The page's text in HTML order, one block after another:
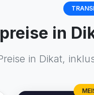
in
in Dikat,